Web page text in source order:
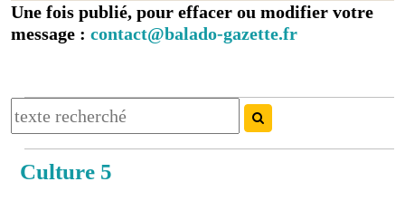
Une fois publié, pour effacer ou modifier votre
message : contact@balado-gazette.fr
Culture 5